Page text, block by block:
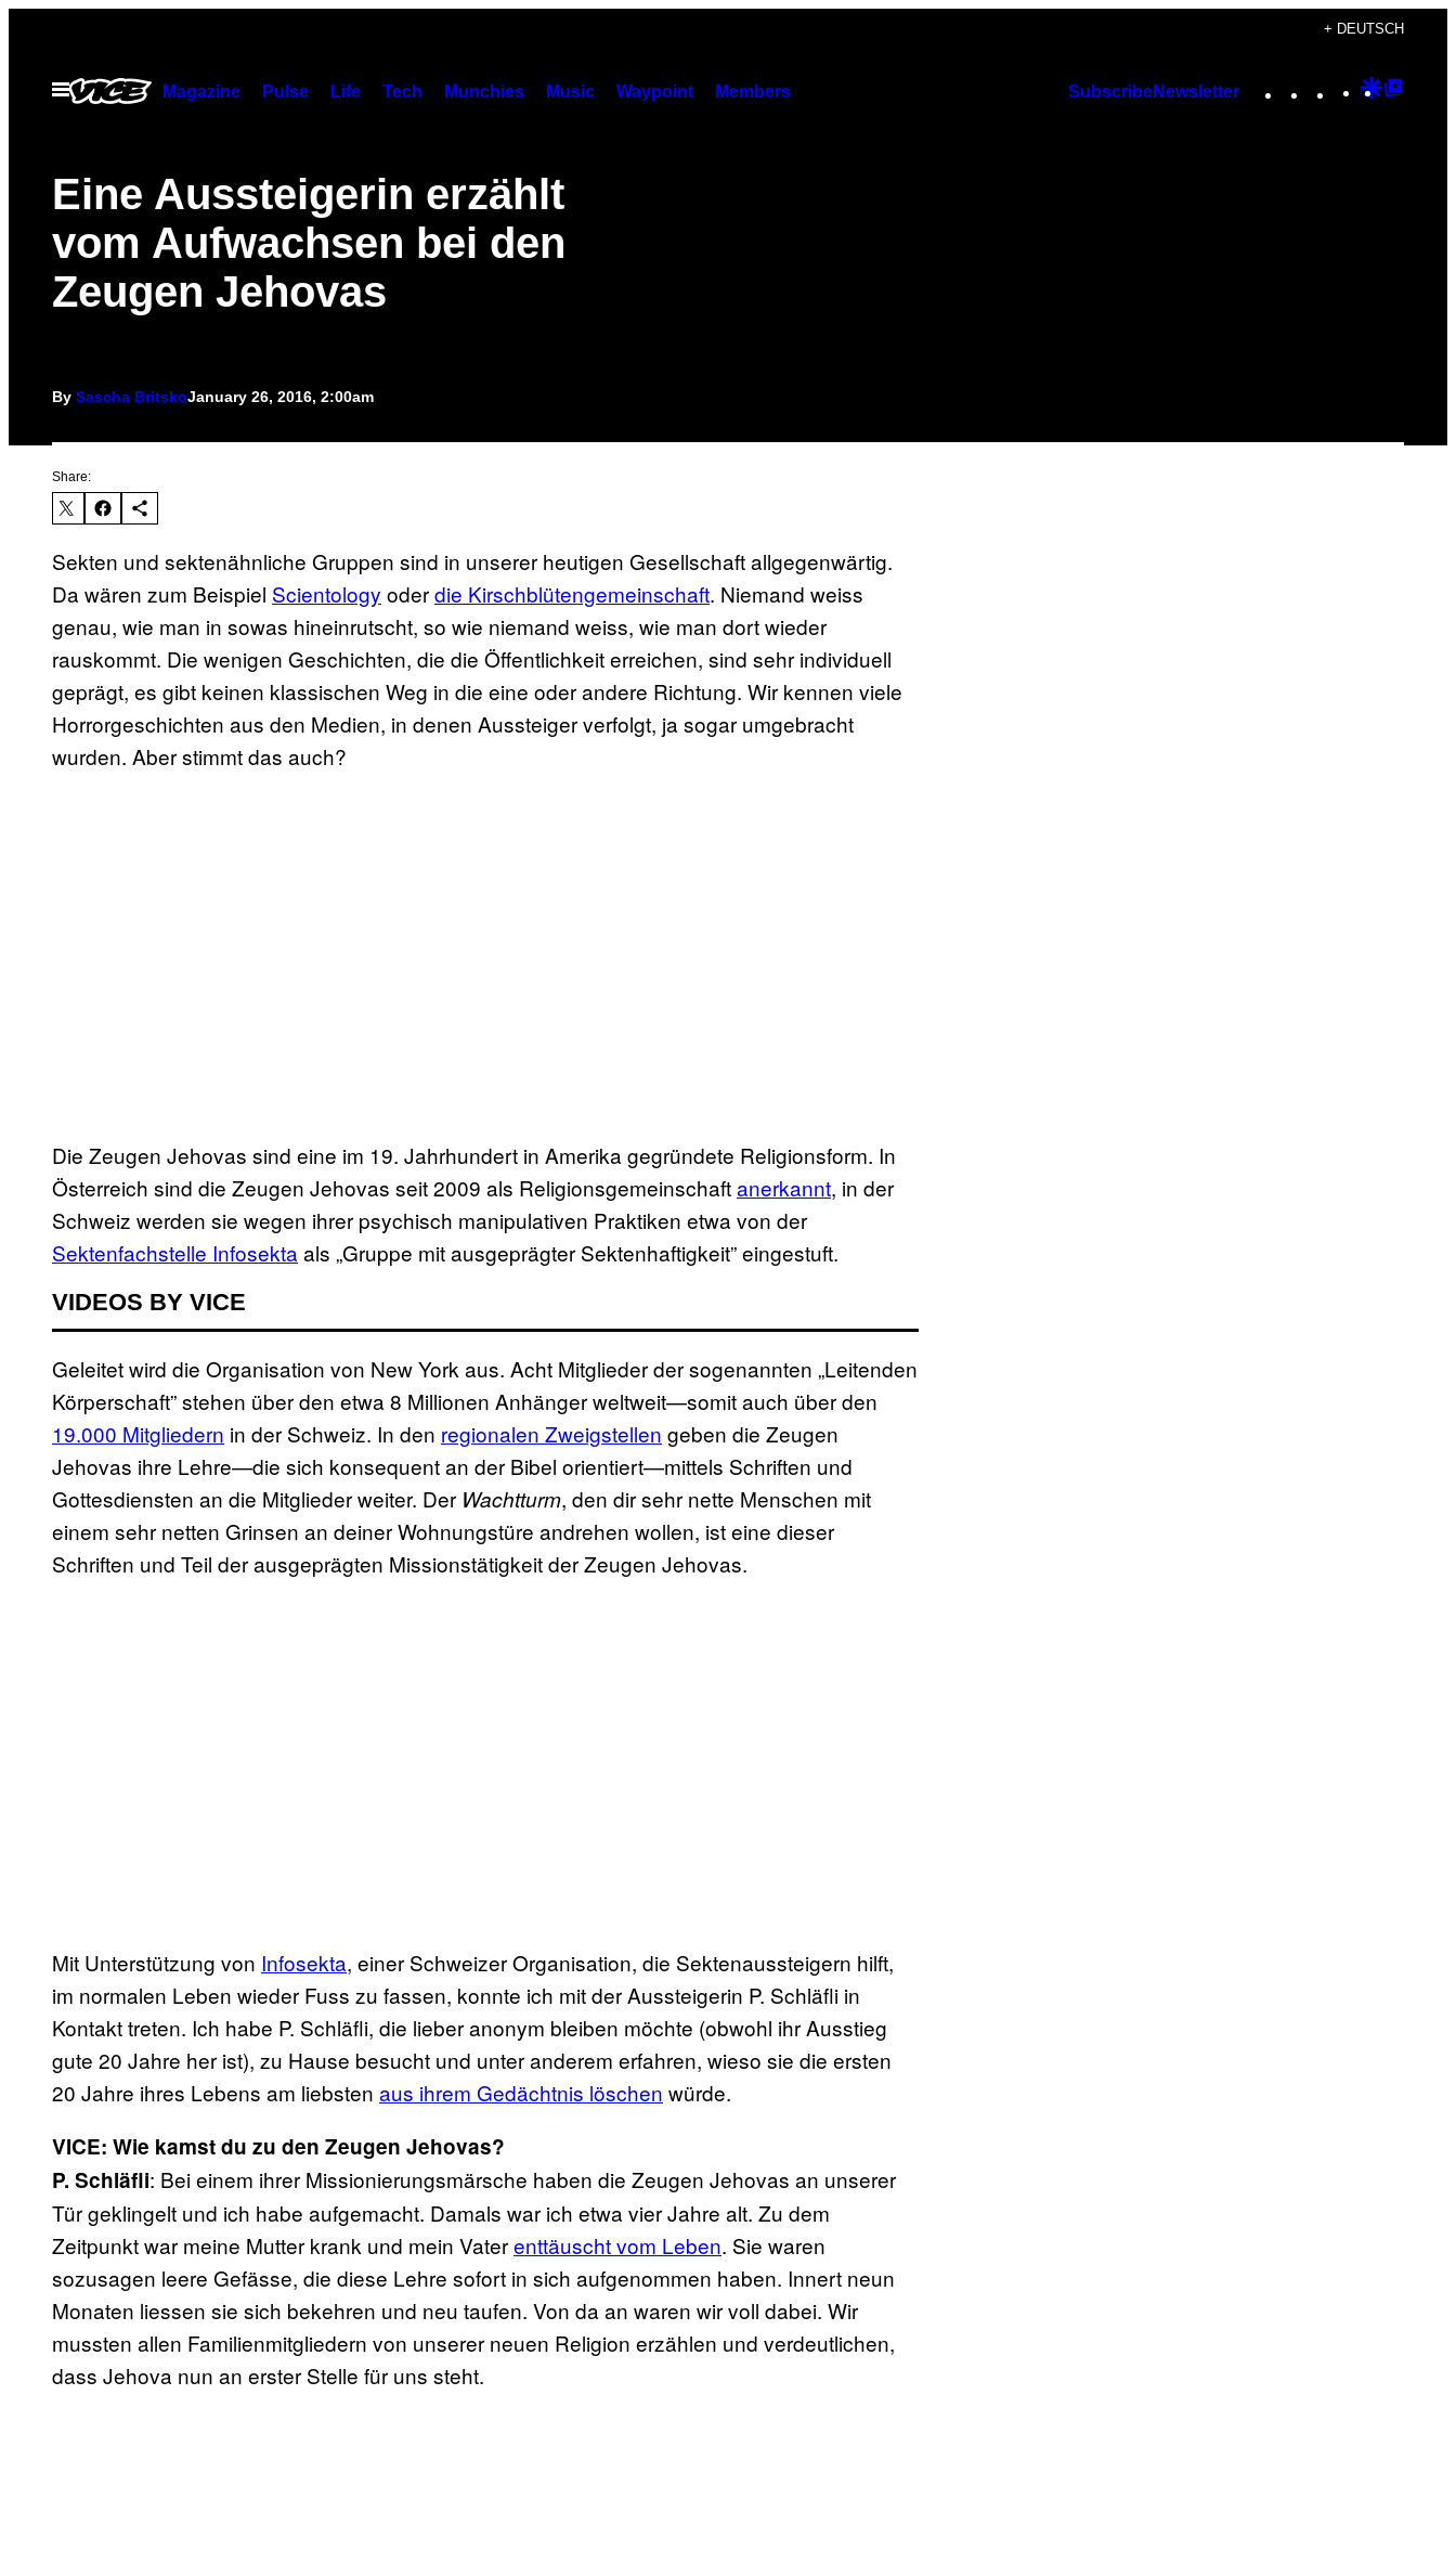
content
+ DEUTSCH
Open
Menu
Magazine Pulse Life Tech Munchies Music Waypoint Members SubscribeNewsletter Instagram
TikTok
YouTube
Google
Eine Aussteigerin erzählt
vom Aufwachsen bei den
Zeugen Jehovas
By Sascha BritskoJanuary 26, 2016, 2:00am
Share:
Sekten und sektenähnliche Gruppen sind in unserer heutigen Gesellschaft allgegenwärtig.
Da wären zum Beispiel Scientology oderdie Kirschblütengemeinschaft. Niemand weiss
genau, wie man in sowas hineinrutscht, so wie niemand weiss, wie man dort wieder
rauskommt. Die wenigen Geschichten, die die Öffentlichkeit erreichen, sind sehr individuell
geprägt, es gibt keinen klassischen Weg in die eine oder andere Richtung. Wir kennen viele
Horrorgeschichten aus den Medien, in denen Aussteiger verfolgt, ja sogar umgebracht
wurden. Aber stimmt das auch?
Die Zeugen Jehovas sind eine im 19. Jahrhundert in Amerika gegründete Religionsform. In
Österreich sind die Zeugen Jehovas seit 2009 als Religionsgemeinschaftanerkannt, in der
Schweiz werden sie wegen ihrer psychisch manipulativen Praktiken etwa von der
Sektenfachstelle Infosekta als „Gruppe mit ausgeprägter Sektenhaftigkeit” eingestuft.
VIDEOS BY VICE
Geleitet wird die Organisation von New York aus. Acht Mitglieder der sogenannten „Leitenden
Körperschaft” stehen über den etwa 8 Millionen Anhänger weltweit—somit auch über den
19.000 Mitgliedern in der Schweiz. In den regionalen Zweigstellen geben die Zeugen
Jehovas ihre Lehre—die sich konsequent an der Bibel orientiert—mittels Schriften und
Gottesdiensten an die Mitglieder weiter. Der Wachtturm, den dir sehr nette Menschen mit
einem sehr netten Grinsen an deiner Wohnungstüre andrehen wollen, ist eine dieser
Schriften und Teil der ausgeprägten Missionstätigkeit der Zeugen Jehovas.
Mit Unterstützung von Infosekta, einer Schweizer Organisation, die Sektenaussteigern hilft,
im normalen Leben wieder Fuss zu fassen, konnte ich mit der Aussteigerin P. Schläfli in
Kontakt treten. Ich habe P. Schläfli, die lieber anonym bleiben möchte (obwohl ihr Ausstieg
gute 20 Jahre her ist), zu Hause besucht und unter anderem erfahren, wieso sie die ersten
20 Jahre ihres Lebens am liebsten aus ihrem Gedächtnis löschen würde.
VICE: Wie kamst du zu den Zeugen Jehovas?
P. Schläfli: Bei einem ihrer Missionierungsmärsche haben die Zeugen Jehovas an unserer
Tür geklingelt und ich habe aufgemacht. Damals war ich etwa vier Jahre alt. Zu dem
Zeitpunkt war meine Mutter krank und mein Vaterenttäuscht vom Leben. Sie waren
sozusagen leere Gefässe, die diese Lehre sofort in sich aufgenommen haben. Innert neun
Monaten liessen sie sich bekehren und neu taufen. Von da an waren wir voll dabei. Wir
mussten allen Familienmitgliedern von unserer neuen Religion erzählen und verdeutlichen,
dass Jehova nun an erster Stelle für uns steht.